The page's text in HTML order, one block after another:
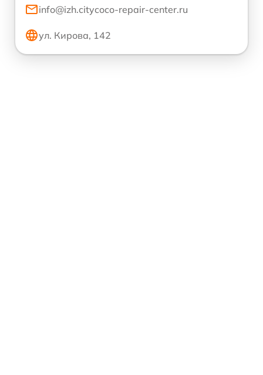
info@izh.citycoco-repair-center.ru
ул. Кирова, 142